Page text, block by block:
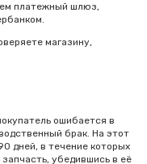
платежный шлюз,
магазину,
ошибается в
брак. На этот
дней, в течение которых
убедившись в её